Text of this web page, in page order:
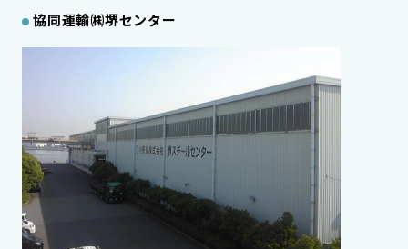
協同運輸㈱堺センター